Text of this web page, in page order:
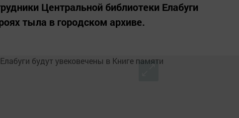
Центральной библиотеки Елабуги
тыла в городском архиве.